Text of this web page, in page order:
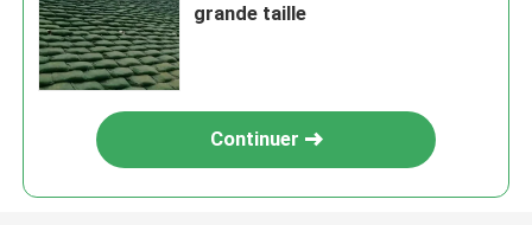
grande taille
Continuer